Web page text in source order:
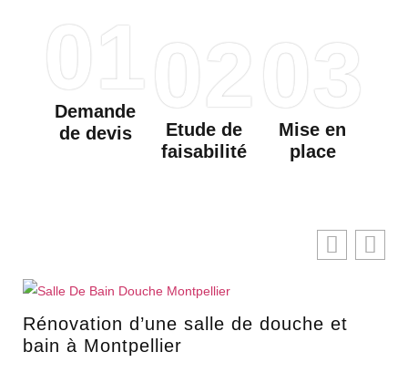
01
Demande
de devis
02
Etude de
faisabilité
03
Mise en
place
Rénovation d’une salle de douche et
bain à Montpellier